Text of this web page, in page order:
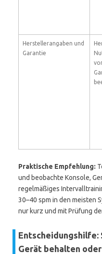
Herstellerangaben und
Garantie
Praktische Empfehlung:
und beobachte Konsole,
regelmäßiges
30–40 spm in den meisten
nur kurz und mit Prüfung
Entscheidungshilfe:
Gerät behalten